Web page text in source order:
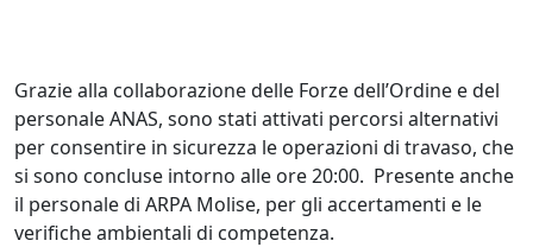
Grazie alla collaborazione delle Forze dell’Ordine e del
personale ANAS, sono stati attivati percorsi alternativi
per consentire in sicurezza le operazioni di travaso, che
si sono concluse intorno alle ore 20:00. Presente anche
il personale di ARPA Molise, per gli accertamenti e le
verifiche ambientali di competenza.